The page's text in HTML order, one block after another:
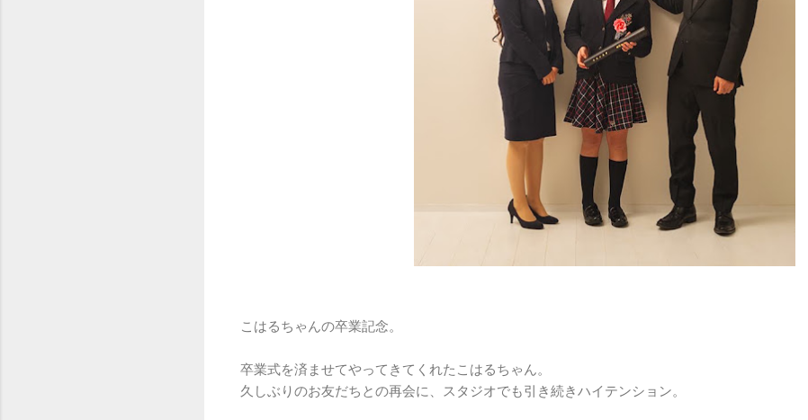
こはるちゃんの卒業記念。
卒業式を済ませてやってきてくれたこはるちゃん。
久しぶりのお友だちとの再会に、スタジオでも引き続きハイテンション。